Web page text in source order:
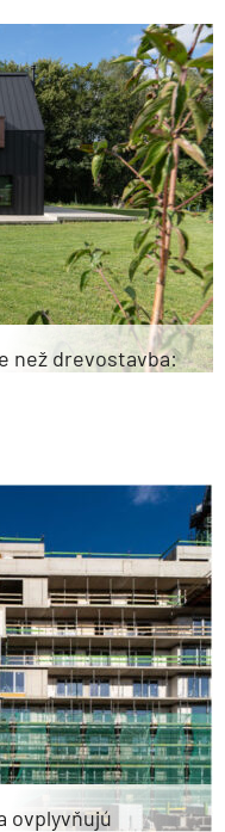
než drevostavba:
ovplyvňujú